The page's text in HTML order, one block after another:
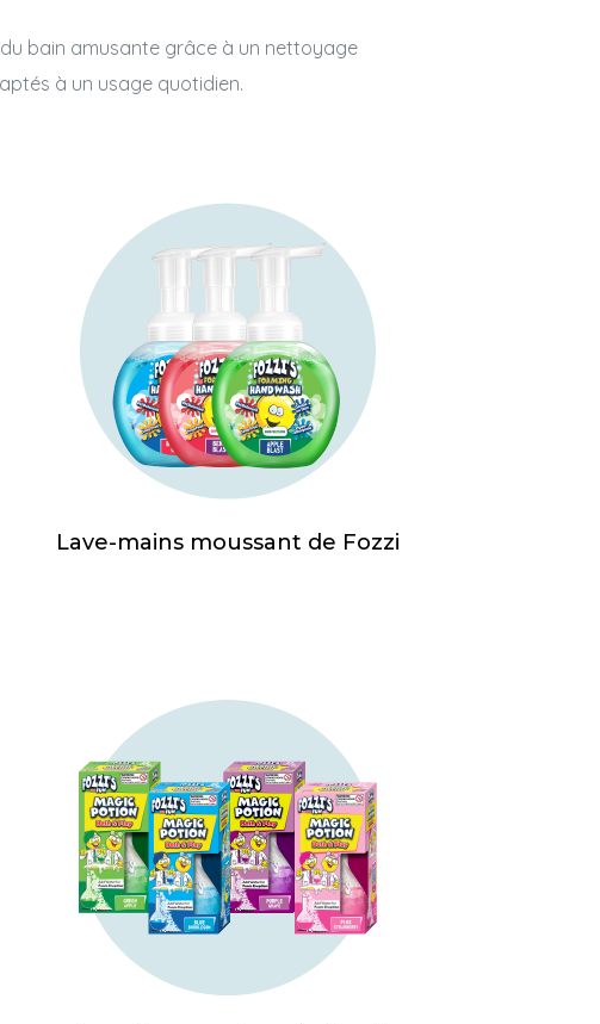
bain amusante grâce à un nettoyage
à un usage quotidien.
Lave-mains moussant de Fozzi